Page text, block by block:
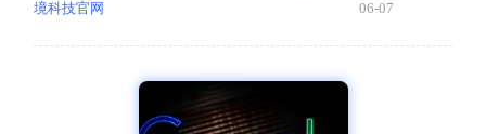
境科技官网
06-07